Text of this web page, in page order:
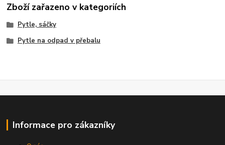
Zboží zařazeno v kategoriích
Pytle, sáčky
Pytle na odpad v přebalu
Informace pro zákazníky